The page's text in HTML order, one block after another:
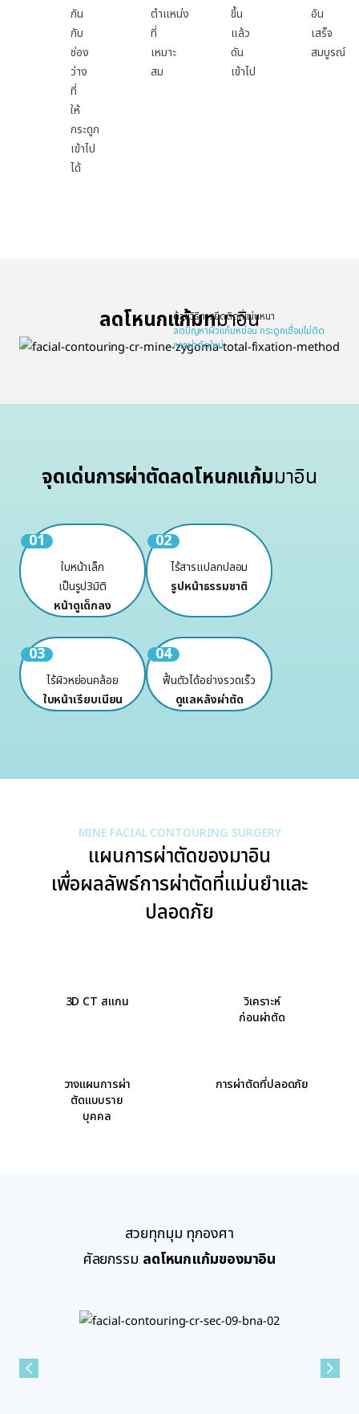
กัน
กับ
ช่อง
ว่าง
ที่
ให้
กระดูก
เข้าไป
ได้
ตำแหน่ง
ที่
เหมาะ
สม
ขึ้น
แล้ว
ดัน
เข้าไป
อัน
เสร็จ
สมบูรณ์
ลดโหนกแก้มทมาอิน
ด้วยวิธีการยึดติดที่แน่นหนา
ลดปัญหาผิวแก้มหย่อน กระดูกเชื่อมไม่ติด
การผ่าตัดใหม่
จุดเด่นการผ่าตัดลดโหนกแก้มมาอิน
01
ใบหน้าเล็ก
เป็นรูป3มิติ
หน้าดูเด็กลง
02
ไร้สารแปลกปลอม
รูปหน้าธรรมชาติ
03
ไร้ผิวหย่อนคล้อย
ใบหน้าเรียบเนียน
04
ฟื้นตัวได้อย่างรวดเร็ว
ดูแลหลังผ่าตัด
MINE FACIAL CONTOURING SURGERY
แผนการผ่าตัดของมาอิน
เพื่อผลลัพธ์การผ่าตัดที่แม่นยำและ
ปลอดภัย
3D CT สแกน
วิเคราะห์
ก่อนผ่าตัด
วางแผนการผ่า
ตัดแบบราย
บุคคล
การผ่าตัดที่ปลอดภัย
สวยทุกมุม ทุกองศา
ศัลยกรรม ลดโหนกแก้มของมาอิน